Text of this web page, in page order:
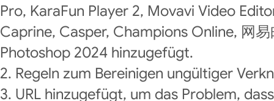
Pro, KaraFun Player 2, Movavi Video
Caprine, Casper, Champions Online, 网
Photoshop 2024 hinzugefügt.
2. Regeln zum Bereinigen ungültiger
3. URL hinzugefügt, um das Problem,